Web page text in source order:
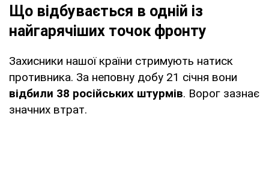
Що відбувається в одній із
найгарячіших точок фронту
Захисники нашої країни стримують натиск
противника. За неповну добу 21 січня вони
відбили 38 російських штурмів. Ворог зазнає
значних втрат.